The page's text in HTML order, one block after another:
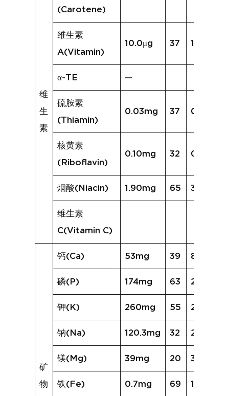
维
生
素
(Carotene)
维生素
A(Vitamin)
10.0μg 37 15.3μg
α-TE —
硫胺素
(Thiamin)
0.03mg 37 0.05mg
核黄素
(Riboflavin)
0.10mg 32 0.14mg
烟酸(Niacin) 1.90mg 65 3.43mg
维生素
C(Vitamin C)
矿
物
钙(Ca) 53mg 39 83mg
磷(P) 174mg 63 224mg
钾(K) 260mg 55 280mg
钠(Na) 120.3mg 32 236.7mg
镁(Mg) 39mg 20 30mg
铁(Fe) 0.7mg 69 1.6mg